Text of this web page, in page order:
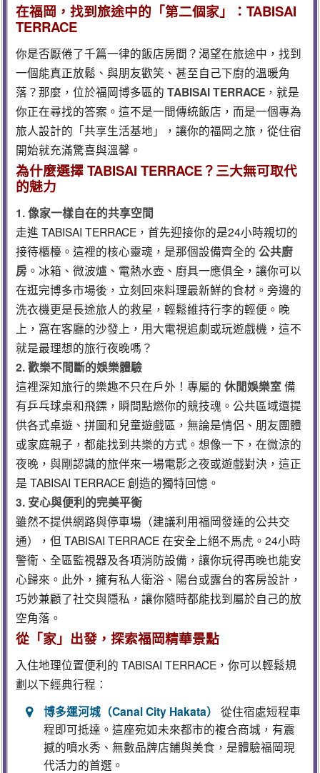
在福岡，找到旅途中的「第二個家」：TABISAI
TERRACE
你是否厭倦了千篇一律的飯店房間？渴望在旅途中，找到
一個能真正放鬆、與朋友歡笑、甚至自己下廚的溫暖角
落？那麼，位於福岡博多區的 TABISAI TERRACE，就是
你正在尋找的答案。這不是一間傳統飯店，而是一個專為
旅人設計的「共享生活基地」，讓你的福岡之旅，從住宿
開始就充滿驚喜與溫馨。
為什麼選擇 TABISAI TERRACE？三大無可取代
的魅力
1. 像家一樣自在的共享空間
走進 TABISAI TERRACE，首先迎接你的是24小時親切的
接待櫃檯。這裡的核心靈魂，是那個設備齊全的 公共廚
房。冰箱、微波爐、電熱水壺、廚具一應俱全，讓你可以
在逛完博多市場後，立刻回來料理最新鮮的食材。旁邊的
洗衣機更是長途旅人的救星，輕鬆維持行李的輕便。晚
上，窩在客廳的沙發上，用大電視追劇或玩遊戲機，這不
就是最理想的旅行夜晚嗎？
2. 歡樂不間斷的娛樂體驗
這裡深知旅行的樂趣不只在戶外！專屬的 休閒娛樂室備
有乒乓球桌和飛鏢，瞬間點燃你的競技魂。公共區域還提
供各式桌遊、拼圖和兒童遊戲區，無論是情侶、朋友團體
或家庭親子，都能找到共樂的方式。想像一下，在微涼的
夜晚，與剛認識的旅伴來一場電影之夜或遊戲對決，這正
是 TABISAI TERRACE 創造的獨特回憶。
3. 安心與便利的完美平衡
雖然不提供網路與停車場（建議利用福岡發達的公共交
通），但 TABISAI TERRACE 在安全上絕不馬虎。24小時
警衛、全區監視器及各項消防設備，讓你玩得再晚也能安
心歸來。此外，擁有私人衛浴、陽台或露台的客房設計，
巧妙兼顧了社交與隱私，讓你隨時都能找到屬於自己的放
空角落。
從「家」出發，探索福岡精華景點
入住地理位置便利的 TABISAI TERRACE，你可以輕鬆規
劃以下經典行程：
博多運河城（Canal City Hakata）
從住宿處短程車
程即可抵達。這座宛如未來都市的複合商城，有震
撼的噴水秀、無數品牌店鋪與美食，是體驗福岡現
代活力的首選。